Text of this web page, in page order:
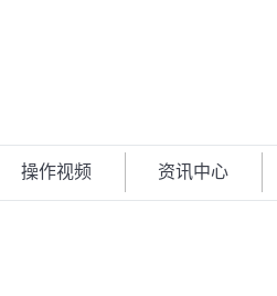
操作视频 资讯中心